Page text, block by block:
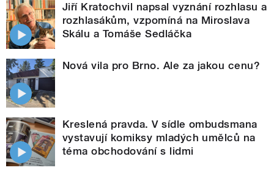
Jiří Kratochvil napsal vyznání rozhlasu a
rozhlasákům, vzpomíná na Miroslava
Skálu a Tomáše Sedláčka
Nová vila pro Brno. Ale za jakou cenu?
Kreslená pravda. V sídle ombudsmana
vystavují komiksy mladých umělců na
téma obchodování s lidmi